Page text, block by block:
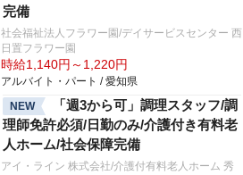
完備
社会福祉法人フラワー園/デイサービスセンター 西
日置フラワー園
時給1,140円～1,220円
アルバイト・パート / 愛知県
NEW
「週3から可」調理スタッフ/調
理師免許必須/日勤のみ/介護付き有料老
人ホーム/社会保障完備
アイ・ライン 株式会社/介護付有料老人ホーム 秀